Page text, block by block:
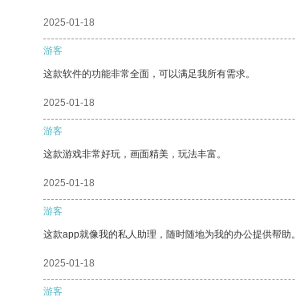
2025-01-18
游客
这款软件的功能非常全面，可以满足我所有需求。
2025-01-18
游客
这款游戏非常好玩，画面精美，玩法丰富。
2025-01-18
游客
这款app就像我的私人助理，随时随地为我的办公提供帮助。
2025-01-18
游客